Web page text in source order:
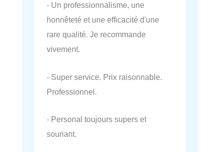
- Un professionnalisme, une
honnêteté et une efficacité d'une
rare qualité. Je recommande
vivement.
- Super service. Prix raisonnable.
Professionnel.
- Personal toujours supers et
souriant.